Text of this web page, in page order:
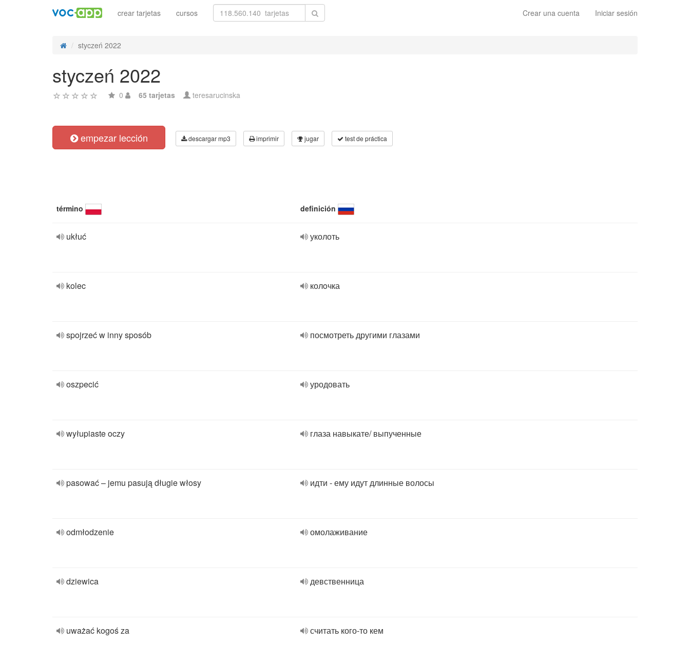
Crear una cuenta Iniciar sesión
crear tarjetas cursos
styczeń 2022
styczeń 2022
0 65 tarjetas teresarucinska
empezar lección descargar mp3 imprimir jugar test de práctica
término definición
ukłuć уколоть
kolec колoчка
spojrzeć w inny sposób посмотреть другими глазами
oszpecić уродовать
wyłupiaste oczy глаза навыкате/ выпученные
pasować – jemu pasują długie włosy идти - ему идут длинные волосы
odmłodzenie омолаживание
dziewica девственница
uważać kogoś za считать кого-то кем